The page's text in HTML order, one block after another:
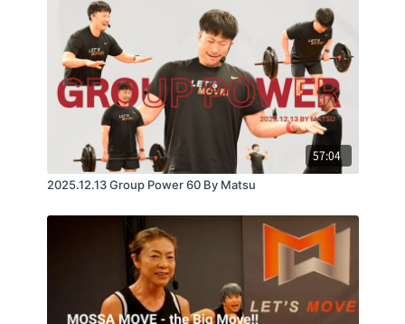
57:04
2025.12.13 Group Power 60 By Matsu